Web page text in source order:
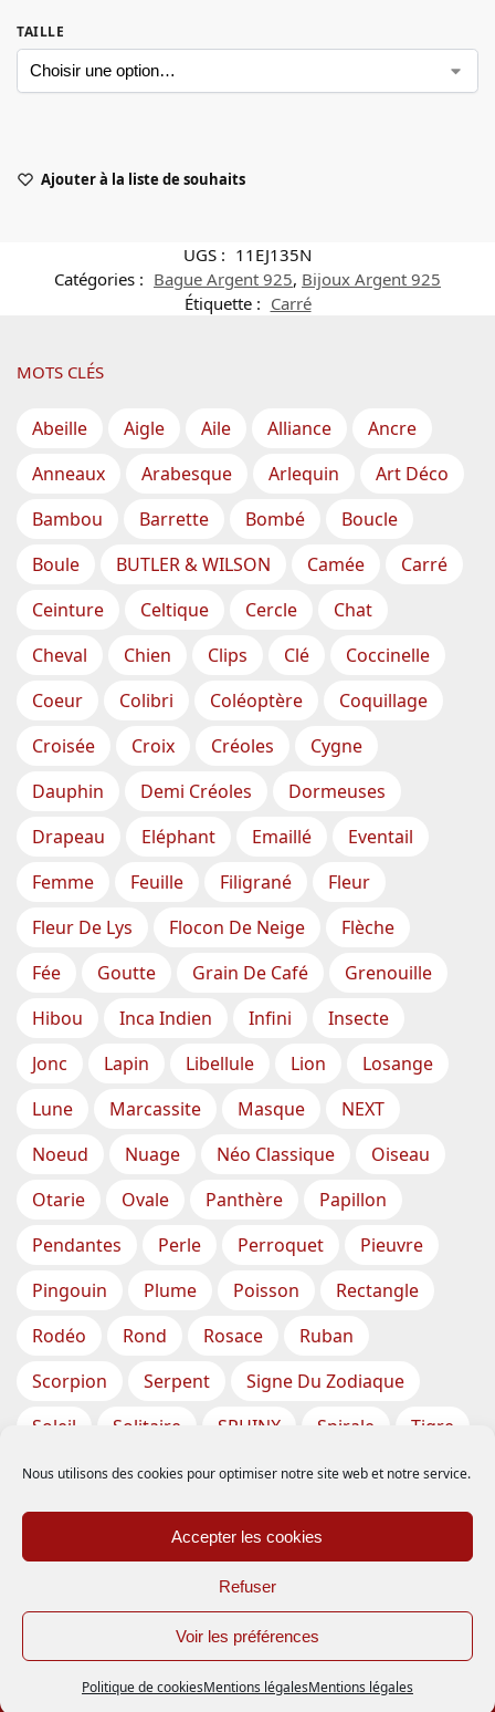
Nous utilisons des cookies pour optimiser notre site web et notre service.
Accepter les cookies
Refuser
Voir les préférences
Politique de cookiesMentions légalesMentions légales
bijoux VINTAGE, PLAQUÉ OR et ARGENT 925
Ignorer
TAILLE
Ajouter à la liste de souhaits
UGS : 11EJ135N
Catégories : Bague Argent 925, Bijoux Argent 925
Étiquette : Carré
MOTS CLÉS
Abeille Aigle Aile Alliance
Ancre
Anneaux
Arabesque Arlequin
Art Déco
Bambou
Barrette Bombé
Boucle
Boule
BUTLER & WILSON Camée
Carré
Ceinture
Celtique Cercle
Chat
Cheval
Chien Clips Clé
Coccinelle
Coeur
Colibri Coléoptère
Coquillage
Croisée
Croix Créoles
Cygne
Dauphin
Demi Créoles
Dormeuses
Drapeau
Eléphant Emaillé
Eventail
Femme
Feuille Filigrané
Fleur
Fleur De Lys
Flocon De Neige
Flèche
Fée
Goutte Grain De Café
Grenouille
Hibou
Inca Indien Infini
Insecte
Jonc
Lapin Libellule Lion
Losange
Lune
Marcassite Masque
NEXT
Noeud
Nuage Néo Classique
Oiseau
Otarie
Ovale Panthère
Papillon
Pendantes
Perle Perroquet
Pieuvre
Pingouin
Plume Poisson
Rectangle
Rodéo
Rond Rosace
Ruban
Scorpion
Serpent
Signe Du Zodiaque
Soleil
Solitaire SPHINX Spirale
Tigre
Torsade
Tortue Train
Tresse
Triangle
Trèfle Tête Vase
Étoile
Étoiles De Mer
Mentions légales| Copyright © 2020 DWADOR Sarl.
Tous droits réservés.